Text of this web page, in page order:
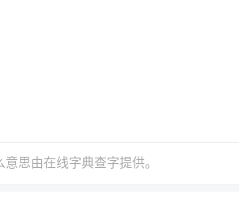
意思由在线字典查字提供。